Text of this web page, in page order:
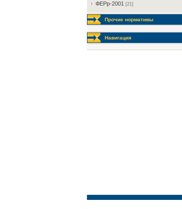
ФEPp-2001 [21]
Прочие нормативы
Навигация